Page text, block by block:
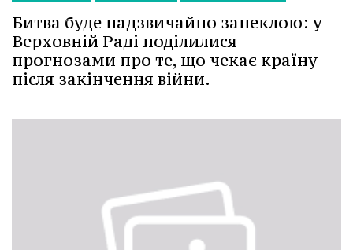
Битва буде надзвичайно запеклою: у
Верховній Раді поділилися
прогнозами про те, що чекає країну
після закінчення війни.